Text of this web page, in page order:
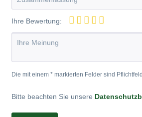
Ihre Bewertung:
Die mit einem * markierten Felder sind
Bitte beachten Sie unsere